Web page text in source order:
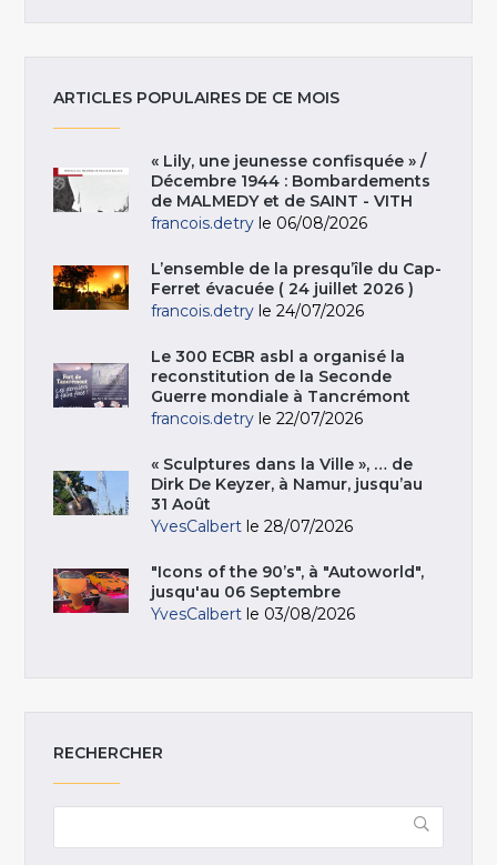
ARTICLES POPULAIRES DE CE MOIS
« Lily, une jeunesse confisquée » /
Décembre 1944 : Bombardements
de MALMEDY et de SAINT - VITH
francois.detry le 06/08/2026
L’ensemble de la presqu’île du Cap-
Ferret évacuée ( 24 juillet 2026 )
francois.detry le 24/07/2026
Le 300 ECBR asbl a organisé la
reconstitution de la Seconde
Guerre mondiale à Tancrémont
francois.detry le 22/07/2026
« Sculptures dans la Ville », … de
Dirk De Keyzer, à Namur, jusqu’au
31 Août
YvesCalbert le 28/07/2026
"Icons of the 90’s", à "Autoworld",
jusqu'au 06 Septembre
YvesCalbert le 03/08/2026
RECHERCHER